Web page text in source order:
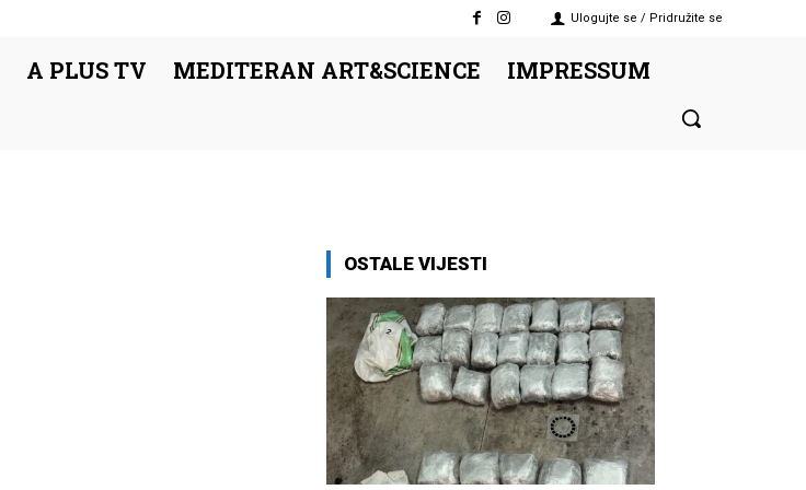
Ulogujte se / Pridružite se
A PLUS TV MEDITERAN ART&SCIENCE IMPRESSUM
OSTALE VIJESTI